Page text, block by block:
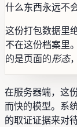
什么东西永远不
这份打包数据里
不在这份档案里
的是页面的形态
在服务器端，这
而快的模型。系
的取证证据来对